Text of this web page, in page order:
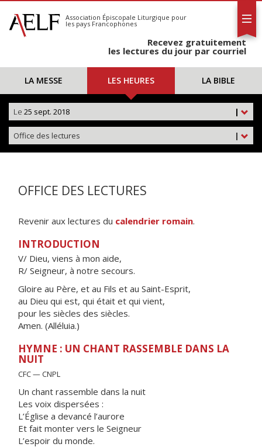
S'abonner
Calendrier
Association Épiscopale Liturgique pour
les pays Francophones
Recevez gratuitement
les lectures du jour par courriel
LA MESSE LES HEURES LA BIBLE
|
Le 25 sept. 2018
|
Office des lectures
OFFICE DES LECTURES
Revenir aux lectures du calendrier romain.
INTRODUCTION
V/ Dieu, viens à mon aide,
R/ Seigneur, à notre secours.
Gloire au Père, et au Fils et au Saint-Esprit,
au Dieu qui est, qui était et qui vient,
pour les siècles des siècles.
Amen. (Alléluia.)
HYMNE : UN CHANT RASSEMBLE DANS LA
NUIT
CFC — CNPL
Un chant rassemble dans la nuit
Les voix dispersées :
L’Église a devancé l’aurore
Et fait monter vers le Seigneur
L’espoir du monde.